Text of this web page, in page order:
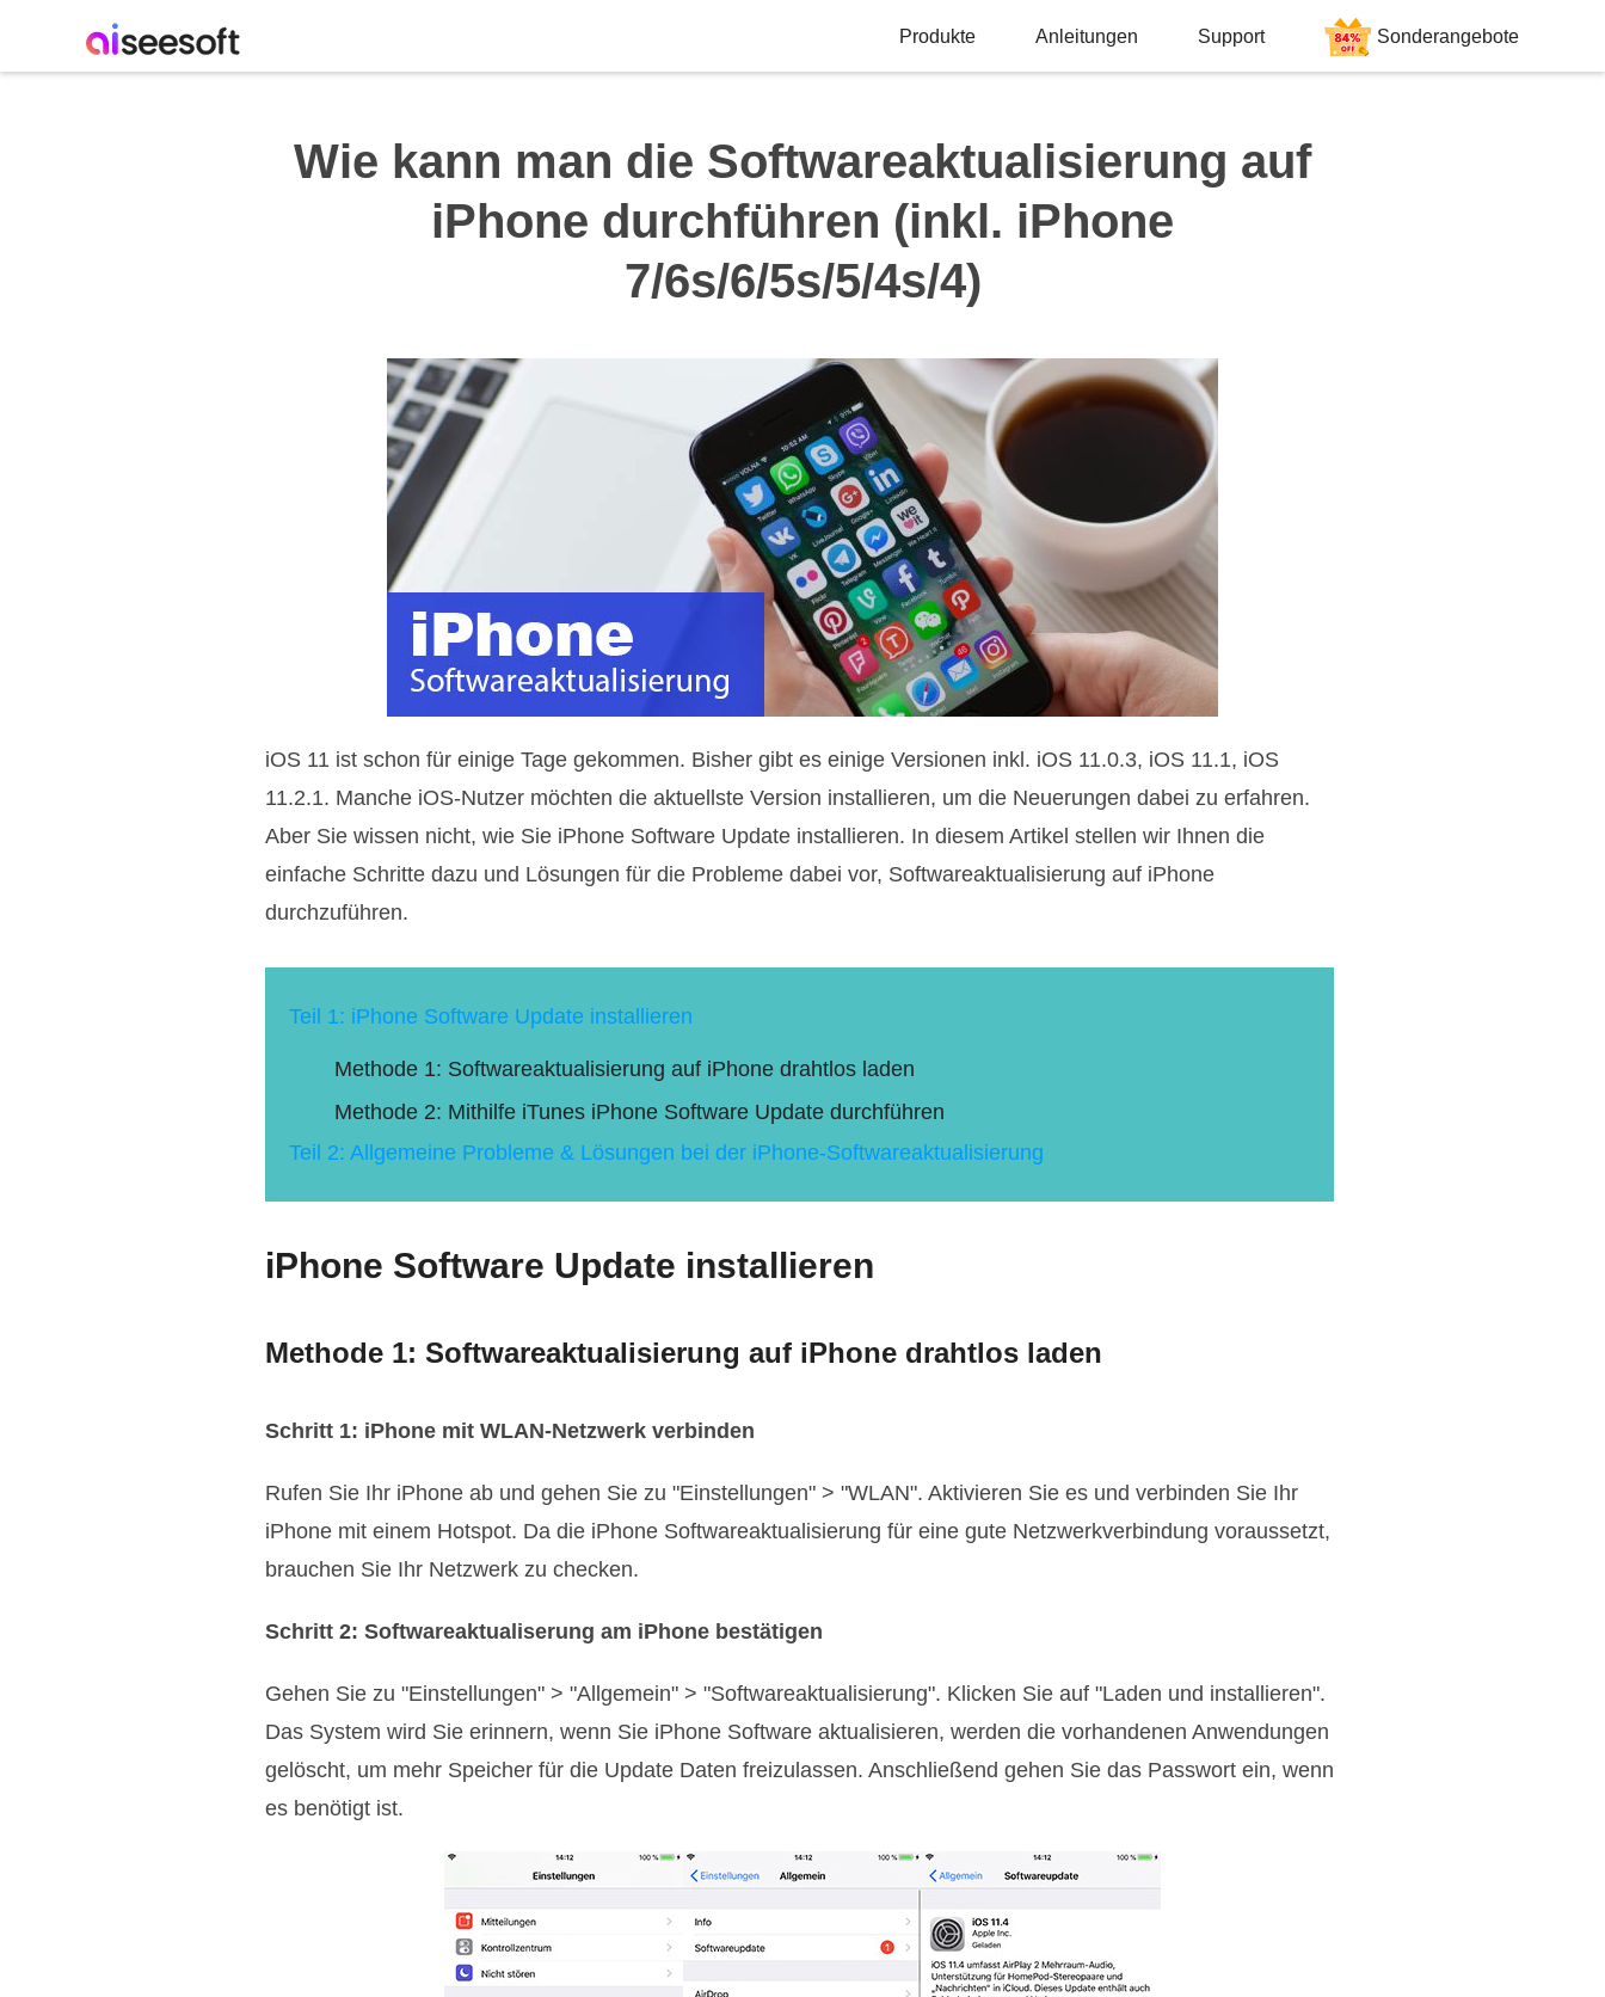
Produkte Anleitungen Support Sonderangebote
Wie kann man die Softwareaktualisierung auf
iPhone durchführen (inkl. iPhone
7/6s/6/5s/5/4s/4)
iOS 11 ist schon für einige Tage gekommen. Bisher gibt es einige Versionen inkl. iOS 11.0.3, iOS 11.1, iOS
11.2.1. Manche iOS-Nutzer möchten die aktuellste Version installieren, um die Neuerungen dabei zu erfahren.
Aber Sie wissen nicht, wie Sie iPhone Software Update installieren. In diesem Artikel stellen wir Ihnen die
einfache Schritte dazu und Lösungen für die Probleme dabei vor, Softwareaktualisierung auf iPhone
durchzuführen.
Teil 1: iPhone Software Update installieren
Methode 1: Softwareaktualisierung auf iPhone drahtlos laden
Methode 2: Mithilfe iTunes iPhone Software Update durchführen
Teil 2: Allgemeine Probleme & Lösungen bei der iPhone-Softwareaktualisierung
iPhone Software Update installieren
Methode 1: Softwareaktualisierung auf iPhone drahtlos laden
Schritt 1: iPhone mit WLAN-Netzwerk verbinden
Rufen Sie Ihr iPhone ab und gehen Sie zu "Einstellungen" > "WLAN". Aktivieren Sie es und verbinden Sie Ihr
iPhone mit einem Hotspot. Da die iPhone Softwareaktualisierung für eine gute Netzwerkverbindung voraussetzt,
brauchen Sie Ihr Netzwerk zu checken.
Schritt 2: Softwareaktualiserung am iPhone bestätigen
Gehen Sie zu "Einstellungen" > "Allgemein" > "Softwareaktualisierung". Klicken Sie auf "Laden und installieren".
Das System wird Sie erinnern, wenn Sie iPhone Software aktualisieren, werden die vorhandenen Anwendungen
gelöscht, um mehr Speicher für die Update Daten freizulassen. Anschließend gehen Sie das Passwort ein, wenn
es benötigt ist.